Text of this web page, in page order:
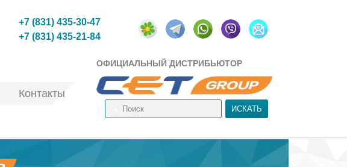
+7 (831) 435-30-47
+7 (831) 435-21-84
Контакты
ОФИЦИАЛЬНЫЙ ДИСТРИБЬЮТОР